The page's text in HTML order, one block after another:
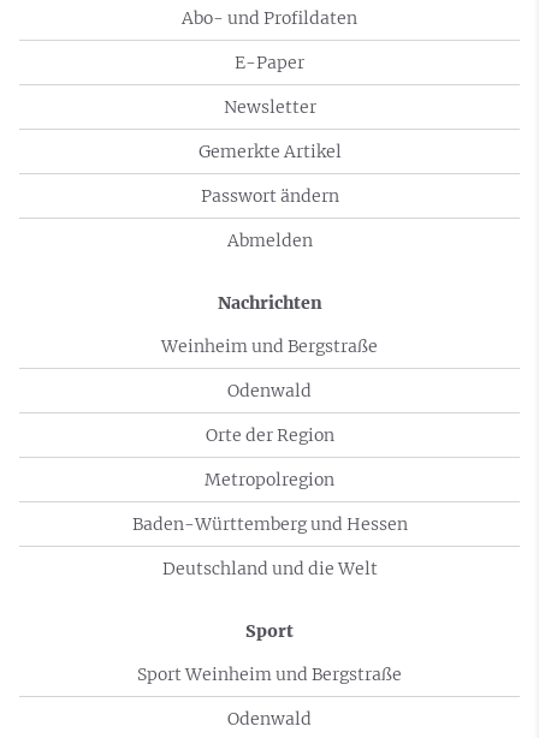
Abo- und Profildaten
E-Paper
Newsletter
Gemerkte Artikel
Passwort ändern
Abmelden
Nachrichten
Weinheim und Bergstraße
Odenwald
Orte der Region
Metropolregion
Baden-Württemberg und Hessen
Deutschland und die Welt
Sport
Sport Weinheim und Bergstraße
Odenwald